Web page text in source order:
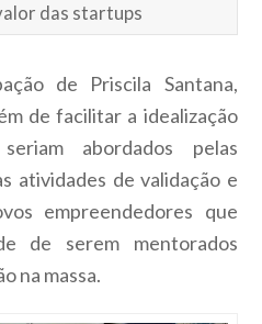
das startups
de Priscila Santana,
de facilitar a idealização
abordados pelas
atividades de validação e
empreendedores que
de serem mentorados
na massa.